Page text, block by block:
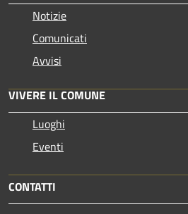
Notizie
Comunicati
Avvisi
VIVERE IL COMUNE
Luoghi
Eventi
CONTATTI